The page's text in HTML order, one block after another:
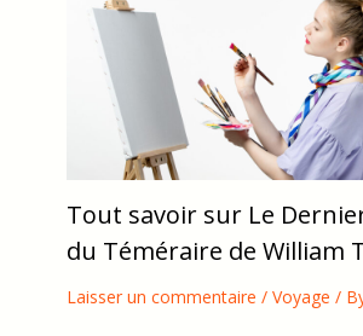
Tout savoir sur Le
du Téméraire de William
Laisser un commentaire / Voyage /